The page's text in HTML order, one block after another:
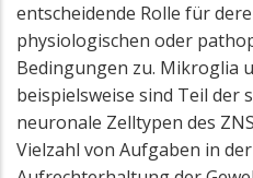
entscheidende Rolle für
physiologischen oder
Bedingungen zu. Mikroglia
beispielsweise sind Teil der
neuronale Zelltypen des
Vielzahl von Aufgaben in